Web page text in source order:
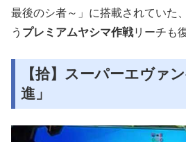
最後のシ者～ 」に搭載されていた
う プレミアムヤシマ作戦リーチも
【拾】スーパーエヴァ
進」